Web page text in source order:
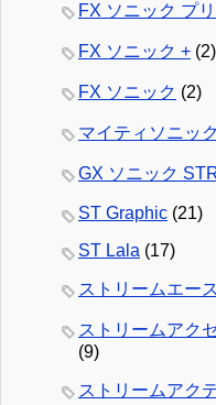
FX ソニック プ
FX ソニック + (2)
FX ソニック (2)
マイティソニッ
GX ソニック
ST Graphic (21)
ST Lala (17)
ストリームエース
ストリームアク
(9)
ストリームアク